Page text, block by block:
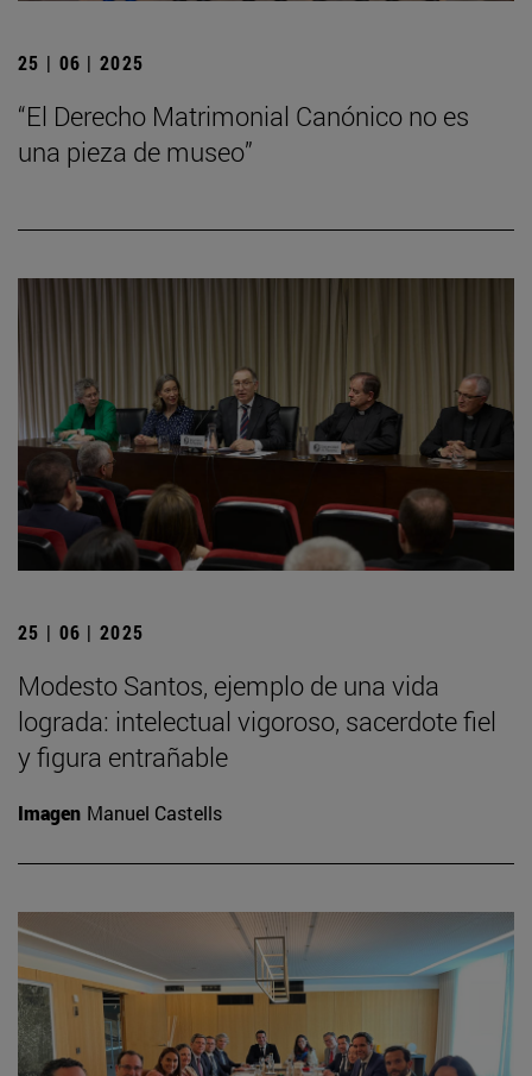
25 | 06 | 2025
“El Derecho Matrimonial Canónico no es
una pieza de museo”
25 | 06 | 2025
Modesto Santos, ejemplo de una vida
lograda: intelectual vigoroso, sacerdote fiel
y figura entrañable
Imagen Manuel Castells